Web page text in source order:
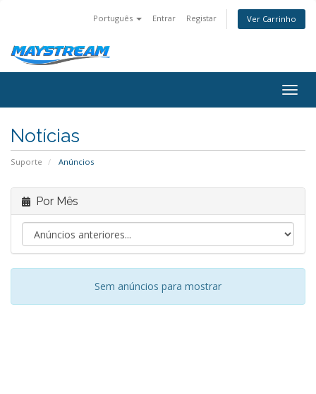
Português Entrar Registar Ver Carrinho
Notícias
Suporte Anúncios
Por Mês
Sem anúncios para mostrar